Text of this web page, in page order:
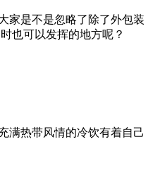
是不是忽略了除了外包装
也可以发挥的地方呢？
热带风情的冷饮有着自己